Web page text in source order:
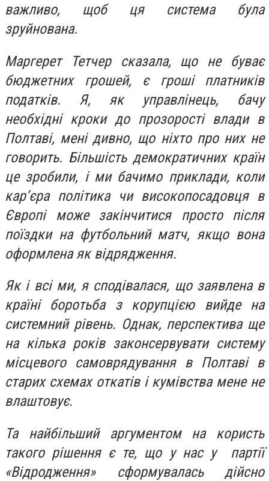
важливо, щоб ця система була
зруйнована.
Маргерет Тетчер сказала, що не буває
бюджетних грошей, є гроші платників
податків. Я, як управлінець, бачу
необхідні кроки до прозорості влади в
Полтаві, мені дивно, що ніхто про них не
говорить. Більшість демократичних країн
це зробили, і ми бачимо приклади, коли
кар’єра політика чи високопосадовця в
Європі може закінчитися просто після
поїздки на футбольний матч, якщо вона
оформлена як відрядження.
Як і всі ми, я сподівалася, що заявлена в
країні боротьба з корупцією вийде на
системний рівень. Однак, перспектива ще
на кілька років законсервувати систему
місцевого самоврядування в Полтаві в
старих схемах откатів і кумівства мене не
влаштовує.
Та найбільший аргументом на користь
такого рішення є те, що у нас у партії
«Відродження» сформувалась дійсно